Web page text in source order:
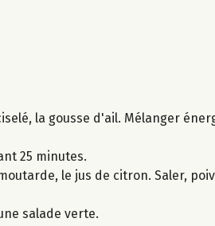
la gousse d'ail. Mélanger
25 minutes.
le jus de citron. Saler,
salade verte.